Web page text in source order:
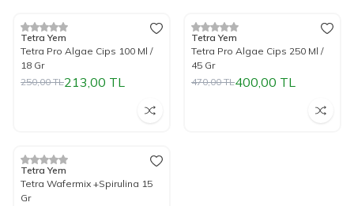
%15İndirim
Tetra Yem
Tetra Pro Algae Cips 100 Ml /
18 Gr
250,00TL213,00 TL
%15İndirim
Tetra Yem
Tetra Pro Algae Cips 250 Ml /
45 Gr
470,00TL400,00 TL
%15İndirim
Tetra Yem
Tetra Wafermix +Spirulina 15
Gr